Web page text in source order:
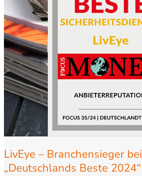
LivEye – Branchensieger bei
„Deutschlands Beste 2024“